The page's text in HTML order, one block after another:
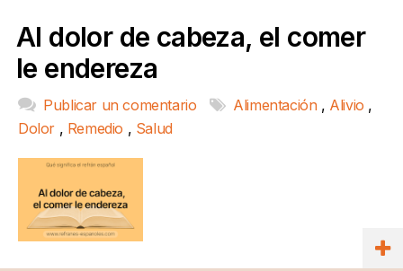
Al dolor de cabeza, el comer
le endereza
Publicar un comentario Alimentación , Alivio ,
Dolor , Remedio , Salud